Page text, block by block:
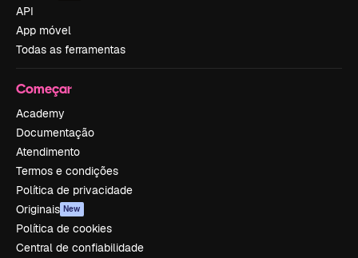
API
App móvel
Todas as ferramentas
Começar
Academy
Documentação
Atendimento
Termos e condições
Política de privacidade
Originais New
Política de cookies
Central de confiabilidade